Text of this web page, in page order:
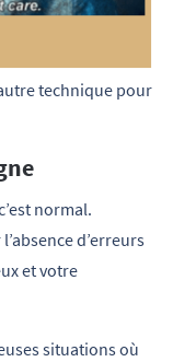
technique pour
normal.
d’erreurs
et votre
situations où